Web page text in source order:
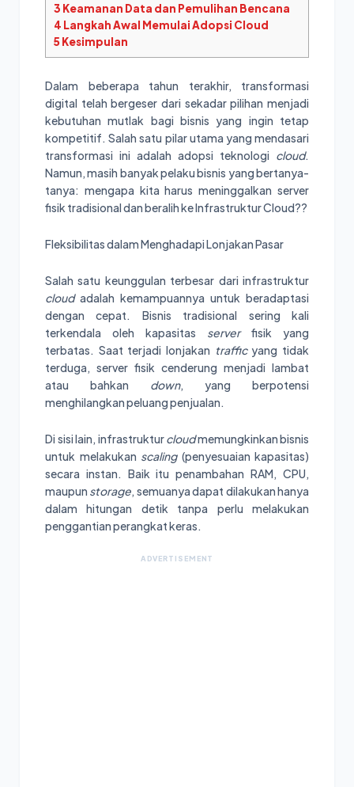
3 Keamanan Data dan Pemulihan Bencana
4 Langkah Awal Memulai Adopsi Cloud
5Kesimpulan
Dalam beberapa tahun terakhir, transformasi
digital telah bergeser dari sekadar pilihan menjadi
kebutuhan mutlak bagi bisnis yang ingin tetap
kompetitif. Salah satu pilar utama yang mendasari
transformasi ini adalah adopsi teknologi cloud.
Namun, masih banyak pelaku bisnis yang bertanya-
tanya: mengapa kita harus meninggalkan server
fisik tradisional dan beralih ke Infrastruktur Cloud??
Fleksibilitas dalam Menghadapi Lonjakan Pasar
Salah satu keunggulan terbesar dari infrastruktur
cloudadalah kemampuannya untuk beradaptasi
dengan cepat. Bisnis tradisional sering kali
terkendala oleh kapasitas serverfisik yang
terbatas. Saat terjadi lonjakan trafficyang tidak
terduga, server fisik cenderung menjadi lambat
atau bahkan down, yang berpotensi
menghilangkan peluang penjualan.
Di sisi lain, infrastrukturcloudmemungkinkan bisnis
untuk melakukan scaling(penyesuaian kapasitas)
secara instan. Baik itu penambahan RAM, CPU,
maupun storage, semuanya dapat dilakukan hanya
dalam hitungan detik tanpa perlu melakukan
penggantian perangkat keras.
ADVERTISEMENT